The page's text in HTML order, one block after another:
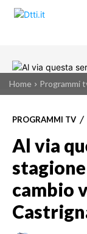
Home Programmi
PROGRAMMI TV
Al via
stagione
cambio